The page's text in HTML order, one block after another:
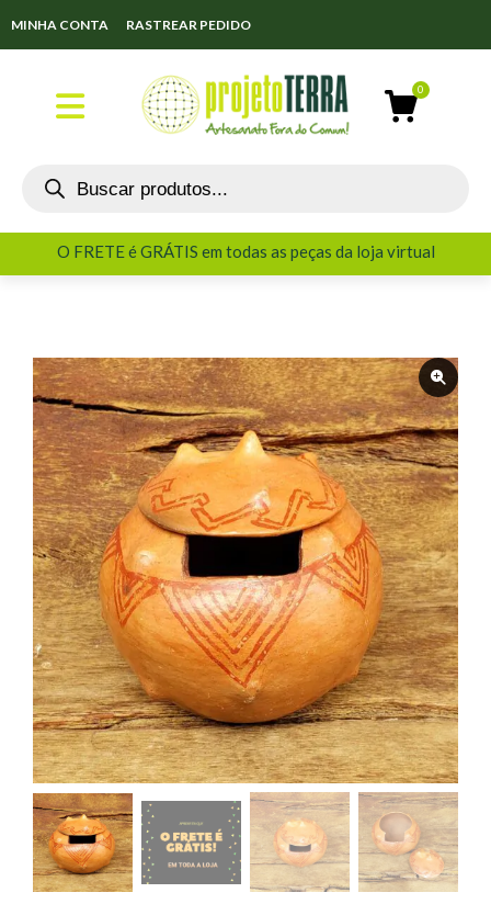
MINHA CONTA RASTREAR PEDIDO
O FRETE é GRÁTIS em todas as peças da loja virtual
O FRETE é GRÁTIS em todas as peças da loja virtual